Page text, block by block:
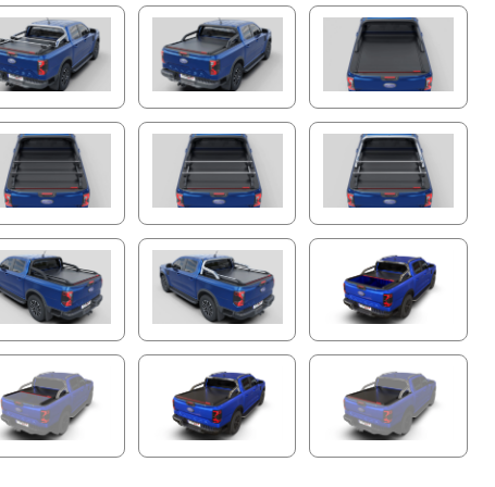
Betriebsmodi:
• Fernbedienung
• Mobile App Tessera Roll+
• Sprachbefehle
• Ein-Knopf-Bedienung für die hintere Lamelle
Fortschrittliche Integrierte LED-Beleuchtung
Verbessern Sie Sicht und Sicherheit mit dem innovativen
eingebauten elektrischen System des Tessera Roll+. Die
rote LED-Leiste dient als Bremslicht, Warnblinkleuchte,
Abblendlicht und Hindernisindikator. Die dynamische
weiße LED-Leiste über die gesamte Länge, einzigartig
auf der beweglichen Endlamelle positioniert, bewegt sich
nahtlos mit der Abdeckung und sorgt für eine
gleichmäßige und vollständige Beleuchtung der
Ladefläche bei Nacht, selbst bei voller Beladung.
Erweiterte Mobile App-Integration mit
Zukunftssicheren Updates
Übernehmen Sie die volle Kontrolle über Ihr Tessera